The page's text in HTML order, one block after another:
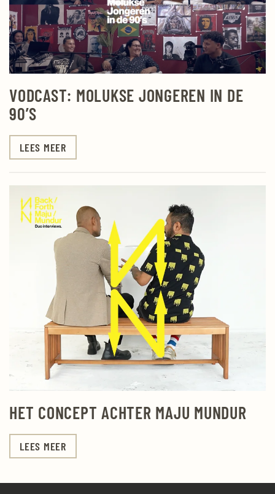
VODCAST: MOLUKSE JONGEREN IN DE
90’S
LEES MEER
HET CONCEPT ACHTER MAJU MUNDUR
LEES MEER